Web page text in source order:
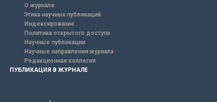
О журнале
Этика научных публикаций
Индексирование
Политика открытого доступа
Научные публикации
Научные направления журнала
Редакционная коллегия
ПУБЛИКАЦИЯ В ЖУРНАЛЕ